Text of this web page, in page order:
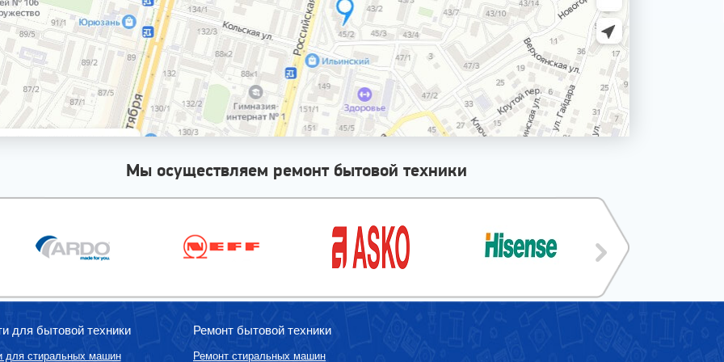
Мы осуществляем ремонт бытовой техники
для бытовой техники
для стиральных машин
Ремонт бытовой техники
Ремонт стиральных машин